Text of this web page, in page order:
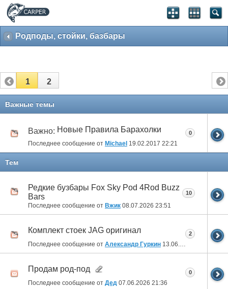
Родподы, стойки, базбары
1 2
Важные темы
Важно: Новые Правила Барахолки
Последнее сообщение от Michael 19.02.2017 22:21
0
Тем
Редкие бузбары Fox Sky Pod 4Rod Buzz
Bars
Последнее сообщение от Вжик 08.07.2026 23:51
10
Комплект стоек JAG оригинал
Последнее сообщение от Александр Гуркин 13.06.2026
2
Продам род-под
Последнее сообщение от Дед 07.06.2026 21:36
0